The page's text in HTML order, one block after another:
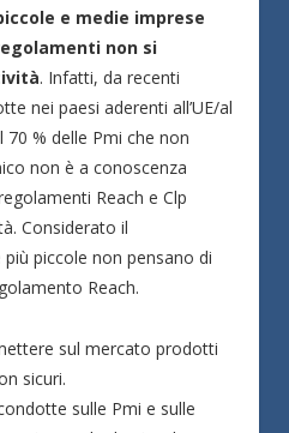
e medie imprese
non si
. Infatti, da recenti
nei paesi aderenti all’UE/al
70 % delle Pmi che non
non è a conoscenza
Reach e Clp
Considerato il
piccole non pensano di
Reach.
sul mercato prodotti
sicuri.
sulle Pmi e sulle